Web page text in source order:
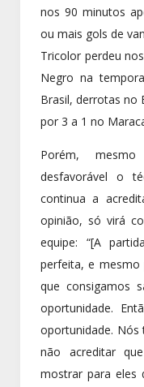
nos 90 minutos
ou mais gols de
Tricolor perdeu
Negro na
Brasil, derrotas no
por 3 a 1 no
Porém,
desfavorável o
continua a
opinião, só virá
equipe: “[A
perfeita, e
que consigamos
oportunidade.
oportunidade. Nós
não acreditar
mostrar para eles